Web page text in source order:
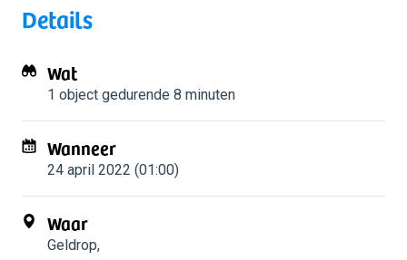
Details
Wat
1 object gedurende 8 minuten
Wanneer
24 april 2022 (01:00)
Waar
Geldrop,